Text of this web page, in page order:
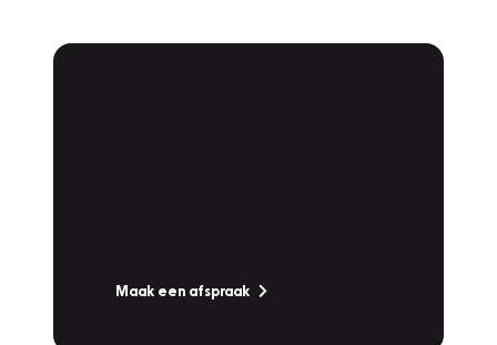
Maak een afspraak